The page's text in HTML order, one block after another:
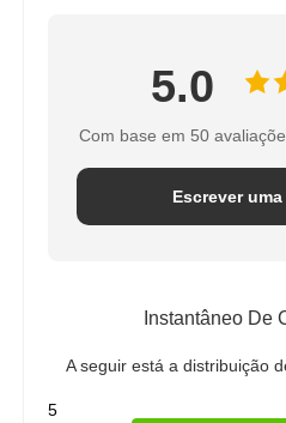
5.0
Com base em 50
Escrever
Instantâneo De
A seguir está a distribuição
5